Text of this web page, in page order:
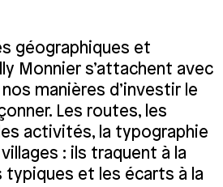
géographiques et
Monnier s’attachent avec
manières d’investir le
Les routes, les
activités, la typographie
: ils traquent à la
typiques et les écarts à la